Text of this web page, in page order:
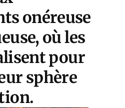
onéreuse
où les
pour
sphère